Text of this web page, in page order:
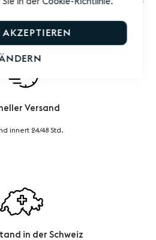
Versand
innert 24/48 Std.
in der Schweiz